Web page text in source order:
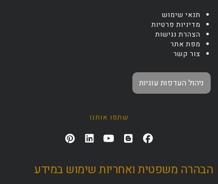
תנאי שימוש
מדיניות פרטיות
הצהרת נגישות
מפת אתר
צור קשר
ניהול העדפות עוגיות
שתפו אותנו
הבהרה משפטית ואחריות שימוש במידע